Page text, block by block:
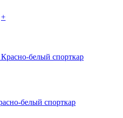
+
белый спорткар